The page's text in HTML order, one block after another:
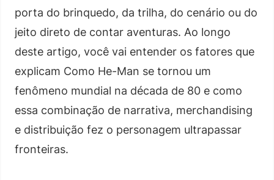
porta do brinquedo, da trilha, do cenário ou do
jeito direto de contar aventuras. Ao longo
deste artigo, você vai entender os fatores que
explicam Como He-Man se tornou um
fenômeno mundial na década de 80 e como
essa combinação de narrativa, merchandising
e distribuição fez o personagem ultrapassar
fronteiras.